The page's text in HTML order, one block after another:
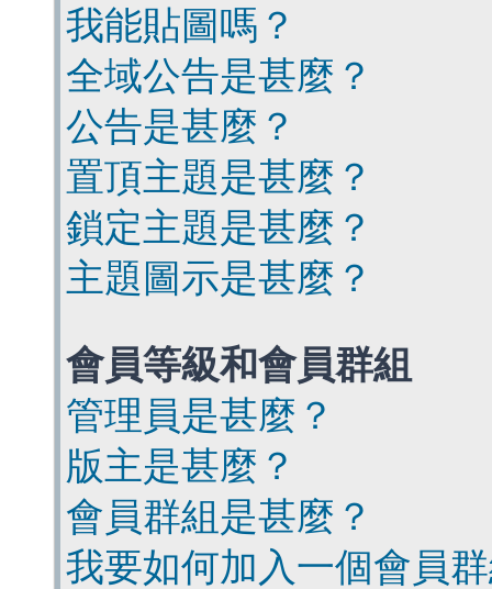
我能貼圖嗎？
全域公告是甚麼？
公告是甚麼？
置頂主題是甚麼？
鎖定主題是甚麼？
主題圖示是甚麼？
會員等級和會員群組
管理員是甚麼？
版主是甚麼？
會員群組是甚麼？
我要如何加入一個會員